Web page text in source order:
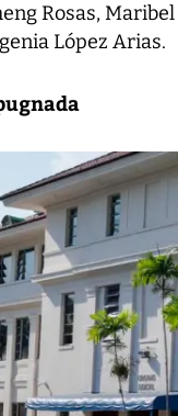
Rosas,
López Arias.